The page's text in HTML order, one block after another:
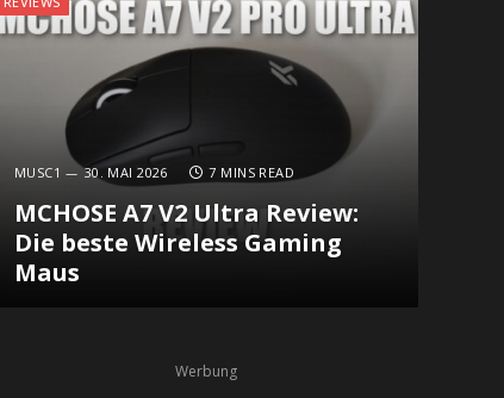
MUSC1 30. MAI 2026 7 MINS READ
MCHOSE A7 V2 Ultra Review:
Die beste Wireless Gaming
Maus
Werbung